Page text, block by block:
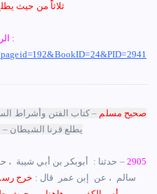
ثلاثاًً من حيث
الرابط :
صحيح مسلم – كتاب الفتن وأشراط
يطلع قرنا الشيطان –
2905 – حدثنا : ‏ ‏أبوبكر بن أبي شيبة
‏ ‏سالم ‏ ‏، عن ‏ ‏إبن عمر ‏ ‏قال : ‏خرج